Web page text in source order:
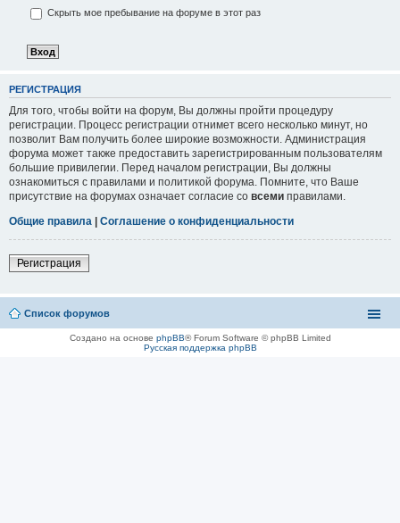
Скрыть мое пребывание на форуме в этот раз
РЕГИСТРАЦИЯ
Для того, чтобы войти на форум, Вы должны пройти процедуру
регистрации. Процесс регистрации отнимет всего несколько минут, но
позволит Вам получить более широкие возможности. Администрация
форума может также предоставить зарегистрированным пользователям
большие привилегии. Перед началом регистрации, Вы должны
ознакомиться с правилами и политикой форума. Помните, что Ваше
присутствие на форумах означает согласие со всеми правилами.
Общие правила | Соглашение о конфиденциальности
Регистрация
Список форумов
Создано на основе phpBB® Forum Software © phpBB Limited
Русская поддержка phpBB